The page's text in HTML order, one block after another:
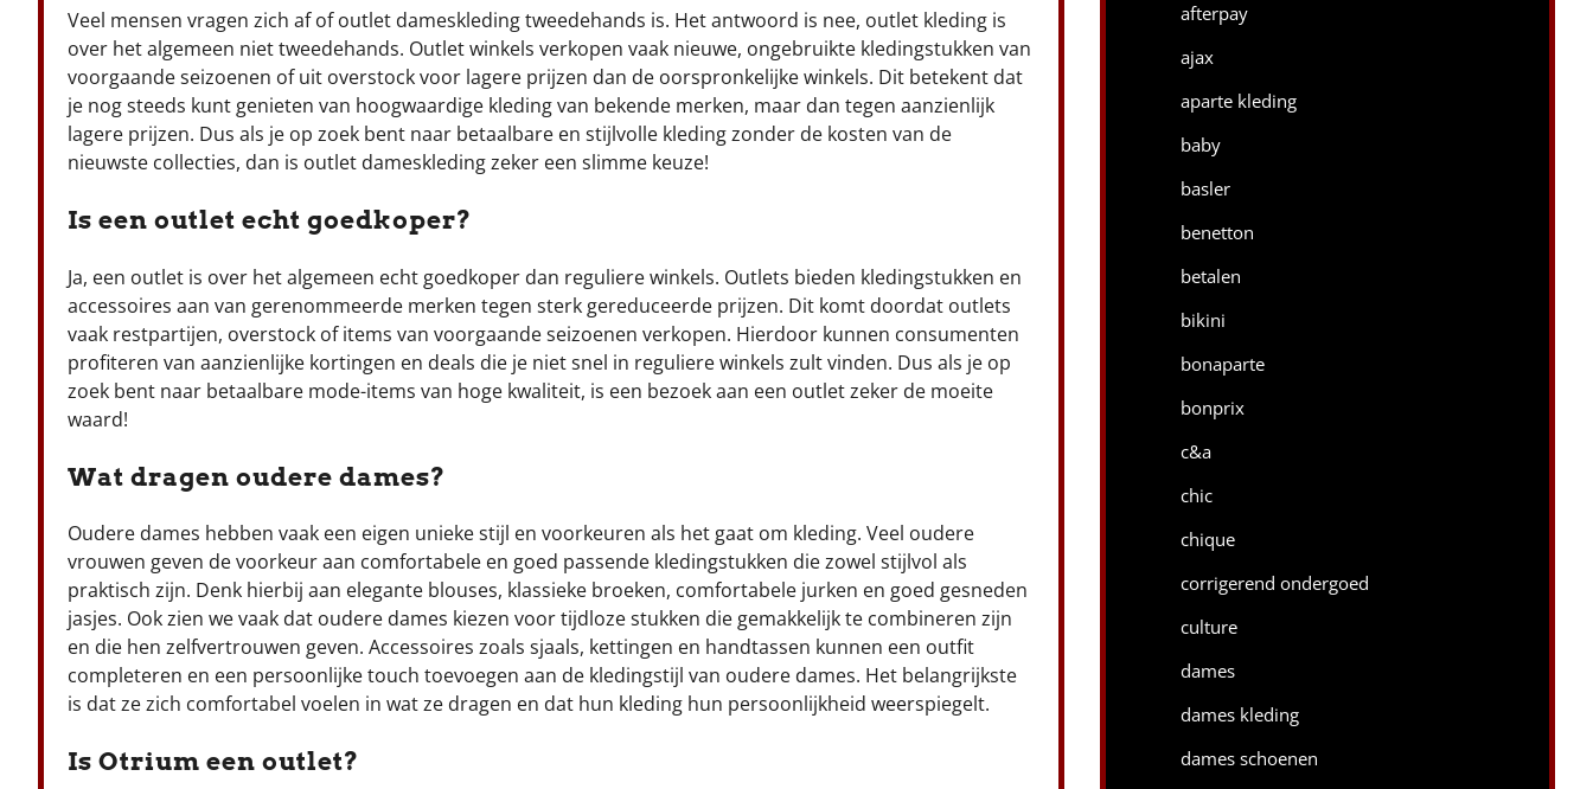
Veel mensen vragen zich af of outlet dameskleding tweedehands is. Het antwoord is nee, outlet kleding is
over het algemeen niet tweedehands. Outlet winkels verkopen vaak nieuwe, ongebruikte kledingstukken van
voorgaande seizoenen of uit overstock voor lagere prijzen dan de oorspronkelijke winkels. Dit betekent dat
je nog steeds kunt genieten van hoogwaardige kleding van bekende merken, maar dan tegen aanzienlijk
lagere prijzen. Dus als je op zoek bent naar betaalbare en stijlvolle kleding zonder de kosten van de
nieuwste collecties, dan is outlet dameskleding zeker een slimme keuze!
Is een outlet echt goedkoper?
Ja, een outlet is over het algemeen echt goedkoper dan reguliere winkels. Outlets bieden kledingstukken en
accessoires aan van gerenommeerde merken tegen sterk gereduceerde prijzen. Dit komt doordat outlets
vaak restpartijen, overstock of items van voorgaande seizoenen verkopen. Hierdoor kunnen consumenten
profiteren van aanzienlijke kortingen en deals die je niet snel in reguliere winkels zult vinden. Dus als je op
zoek bent naar betaalbare mode-items van hoge kwaliteit, is een bezoek aan een outlet zeker de moeite
waard!
Wat dragen oudere dames?
Oudere dames hebben vaak een eigen unieke stijl en voorkeuren als het gaat om kleding. Veel oudere
vrouwen geven de voorkeur aan comfortabele en goed passende kledingstukken die zowel stijlvol als
praktisch zijn. Denk hierbij aan elegante blouses, klassieke broeken, comfortabele jurken en goed gesneden
jasjes. Ook zien we vaak dat oudere dames kiezen voor tijdloze stukken die gemakkelijk te combineren zijn
en die hen zelfvertrouwen geven. Accessoires zoals sjaals, kettingen en handtassen kunnen een outfit
completeren en een persoonlijke touch toevoegen aan de kledingstijl van oudere dames. Het belangrijkste
is dat ze zich comfortabel voelen in wat ze dragen en dat hun kleding hun persoonlijkheid weerspiegelt.
Is Otrium een outlet?
afterpay
ajax
aparte kleding
baby
basler
benetton
betalen
bikini
bonaparte
bonprix
c&a
chic
chique
corrigerend ondergoed
culture
dames
dames kleding
dames schoenen